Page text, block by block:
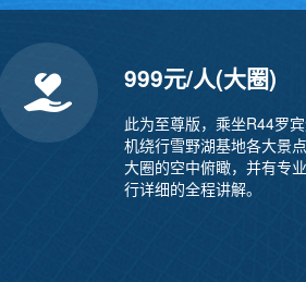
999元/人(大圈)
此为至尊版，乘坐R44罗
机绕行雪野湖基地各大景
大圈的空中俯瞰，并有专
行详细的全程讲解。